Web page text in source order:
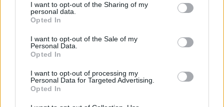
not limited to your visit or usage behaviour. You may click to
grant or deny consent to Google and its third-party tags to
use your data for below specified purposes in below Google
consent section.
I want to opt-out of the Sharing of my
personal data.
Opted In
I want to opt-out of the Sale of my
Personal Data.
Opted In
I want to opt-out of processing my
Personal Data for Targeted Advertising.
Opted In
Kávéhoz: pornóbiznisz, trendkereső
és kiszivárgott Caprica